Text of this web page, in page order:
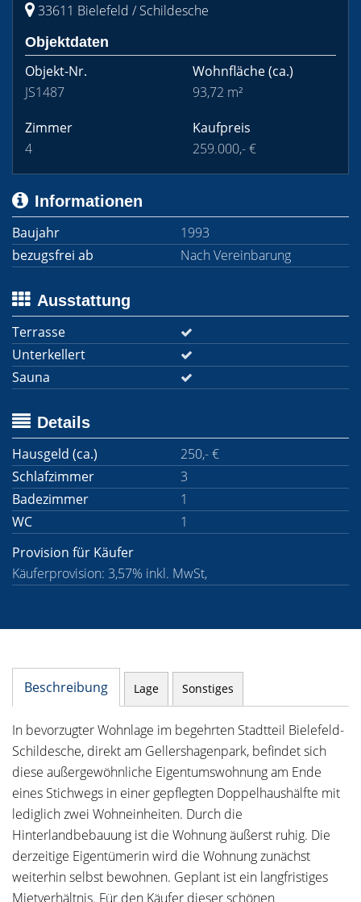
33611 Bielefeld / Schildesche
Objektdaten
Objekt-Nr.
JS1487
Wohnfläche(ca.)
93,72 m²
Zimmer
4
Kaufpreis
259.000,- €
Informationen
Baujahr
1993
bezugsfrei ab
Nach Vereinbarung
Ausstattung
Terrasse
Unterkellert
Sauna
Details
Hausgeld (ca.)
250,- €
Schlafzimmer
3
Badezimmer
1
WC
1
Provision für Käufer
Käuferprovision: 3,57% inkl. MwSt,
Beschreibung Lage Sonstiges
In bevorzugter Wohnlage im begehrten Stadtteil Bielefeld-
Schildesche, direkt am Gellershagenpark, befindet sich
diese außergewöhnliche Eigentumswohnung am Ende
eines Stichwegs in einer gepflegten Doppelhaushälfte mit
lediglich zwei Wohneinheiten. Durch die
Hinterlandbebauung ist die Wohnung äußerst ruhig. Die
derzeitige Eigentümerin wird die Wohnung zunächst
weiterhin selbst bewohnen. Geplant ist ein langfristiges
Mietverhältnis. Für den Käufer dieser schönen